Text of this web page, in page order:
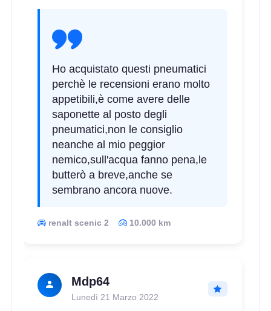
Ho acquistato questi pneumatici
perchè le recensioni erano molto
appetibili,è come avere delle
saponette al posto degli
pneumatici,non le consiglio
neanche al mio peggior
nemico,sull'acqua fanno pena,le
butterò a breve,anche se
sembrano ancora nuove.
renalt scenic 2 10.000 km
Mdp64
Lunedì 21 Marzo 2022